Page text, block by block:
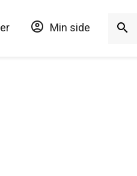
account_circle Min side search